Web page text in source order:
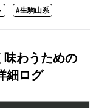
#生駒山系
味わうための
細ログ